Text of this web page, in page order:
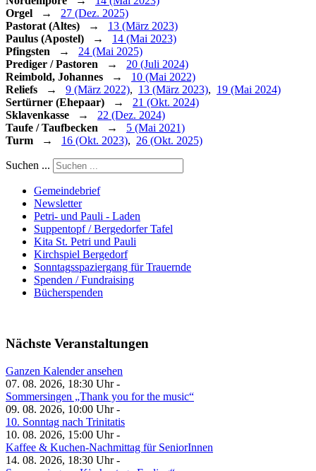
Orgel → 27 (Dez. 2025)
Pastorat (Altes) → 13 (März 2023)
Paulus (Apostel) → 14 (Mai 2023)
Pfingsten → 24 (Mai 2025)
Prediger / Pastoren → 20 (Juli 2024)
Reimbold, Johannes → 10 (Mai 2022)
Reliefs → 9 (März 2022), 13 (März 2023), 19 (Mai 2024)
Sertürner (Ehepaar) → 21 (Okt. 2024)
Sklavenkasse → 22 (Dez. 2024)
Taufe / Taufbecken → 5 (Mai 2021)
Turm → 16 (Okt. 2023), 26 (Okt. 2025)
Suchen ...
Gemeindebrief
Newsletter
Petri- und Pauli - Laden
Suppentopf / Bergedorfer Tafel
Kita St. Petri und Pauli
Kirchspiel Bergedorf
Sonntagsspaziergang für Trauernde
Spenden / Fundraising
Bücherspenden
Nächste Veranstaltungen
Ganzen Kalender ansehen
07. 08. 2026, 18:30 Uhr -
Sommersingen „Thank you for the music“
09. 08. 2026, 10:00 Uhr -
10. Sonntag nach Trinitatis
10. 08. 2026, 15:00 Uhr -
Kaffee & Kuchen-Nachmittag für SeniorInnen
14. 08. 2026, 18:30 Uhr -